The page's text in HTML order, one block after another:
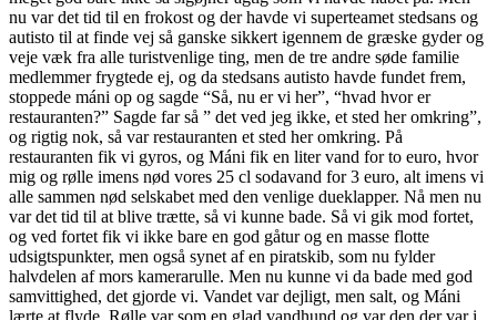
nu var det tid til en frokost og der havde vi superteamet stedsans og
autisto til at finde vej så ganske sikkert igennem de græske gyder og
veje væk fra alle turistvenlige ting, men de tre andre søde familie
medlemmer frygtede ej, og da stedsans autisto havde fundet frem,
stoppede máni op og sagde “Så, nu er vi her”, “hvad hvor er
restauranten?” Sagde far så ” det ved jeg ikke, et sted her omkring”,
og rigtig nok, så var restauranten et sted her omkring. På
restauranten fik vi gyros, og Máni fik en liter vand for to euro, hvor
mig og rølle imens nød vores 25 cl sodavand for 3 euro, alt imens vi
alle sammen nød selskabet med den venlige dueklapper. Nå men nu
var det tid til at blive trætte, så vi kunne bade. Så vi gik mod fortet,
og ved fortet fik vi ikke bare en god gåtur og en masse flotte
udsigtspunkter, men også synet af en piratskib, som nu fylder
halvdelen af mors kamerarulle. Men nu kunne vi da bade med god
samvittighed, det gjorde vi. Vandet var dejligt, men salt, og Máni